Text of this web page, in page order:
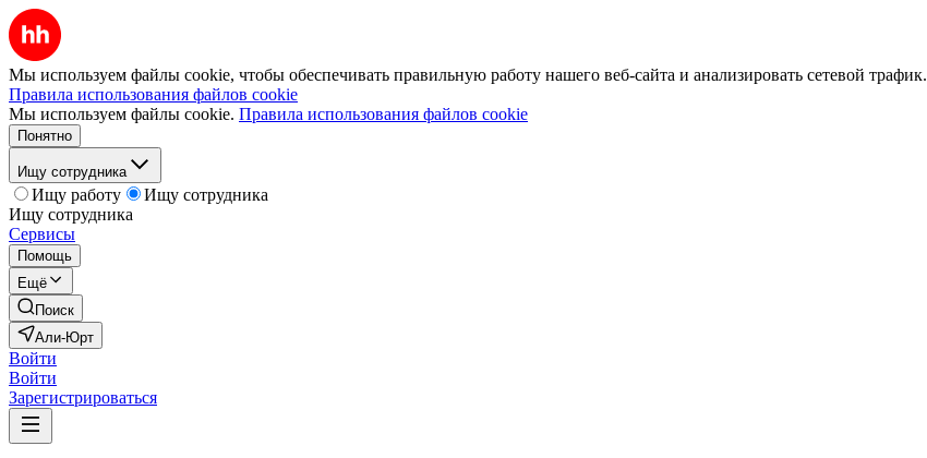
Мы используем файлы cookie, чтобы обеспечивать правильную работу нашего веб-сайта и анализировать сетевой трафик.
Правила использования файлов cookie
Мы используем файлы cookie. Правила использования файлов cookie
Понятно
Ищу сотрудника
Ищу работу
Ищу сотрудника
Ищу сотрудника
Сервисы
Помощь
Ещё
Поиск
Али-Юрт
Войти
Войти
Зарегистрироваться